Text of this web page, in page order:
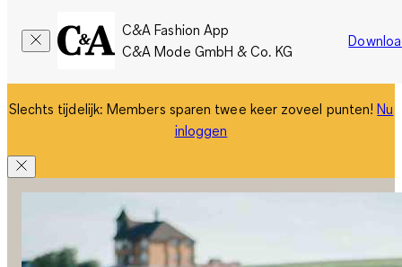
C&A Fashion App
C&A Mode GmbH & Co. KG
Slechts tijdelijk: Members sparen twee keer zoveel punten!Nu
inloggen